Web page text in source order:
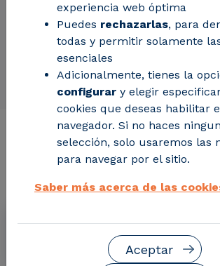
Información de
proyecto
Fechas
Enero 2023 - Diciembre
experiencia web óptima
Puedes rechazarlas, para
todas y permitir solamente
esenciales
Adicionalmente, tienes la
configurar y elegir
cookies que deseas habilitar
navegador. Si no haces
selección, solo usaremos las
para navegar por el sitio.
Saber más acerca de las
Aceptar